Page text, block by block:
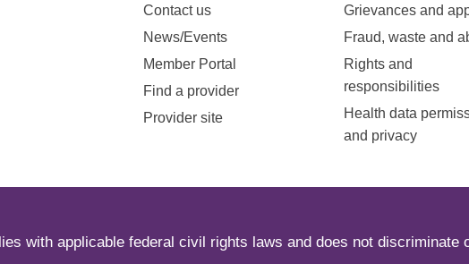
Contact us
News/Events
Member Portal
Find a provider
Provider site
Grievances and
Fraud, waste and
Rights and
responsibilities
Health data
and privacy
with applicable federal civil rights laws and does not